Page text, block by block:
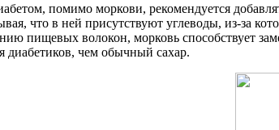
помимо моркови, рекомендуется
что в ней присутствуют углеводы, из-за
пищевых волокон, морковь способствует
диабетиков, чем обычный сахар.